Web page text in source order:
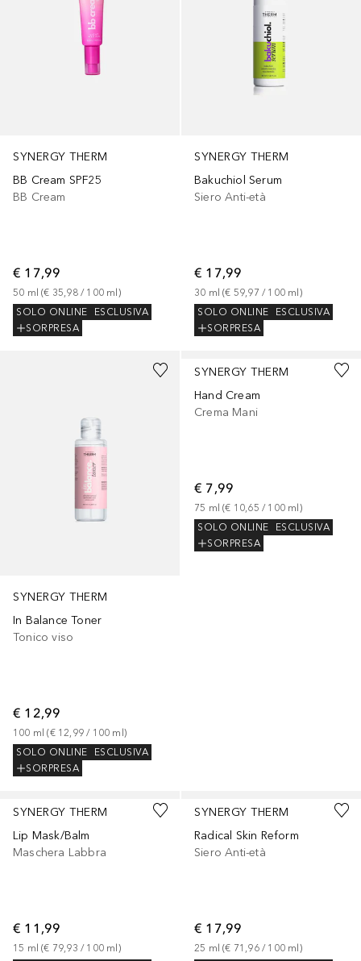
SYNERGY THERM
BB Cream SPF25
BB Cream
€ 17,99
50 ml (€ 35,98 / 100 ml )
SOLO ONLINE
ESCLUSIVA
SORPRESA
SYNERGY THERM
Bakuchiol Serum
Siero Anti-età
€ 17,99
30 ml (€ 59,97 / 100 ml )
SOLO ONLINE
ESCLUSIVA
SORPRESA
SYNERGY THERM
In Balance Toner
Tonico viso
€ 12,99
100 ml (€ 12,99 / 100 ml )
SOLO ONLINE
ESCLUSIVA
SORPRESA
SYNERGY THERM
Hand Cream
Crema Mani
€ 7,99
75 ml (€ 10,65 / 100 ml )
SOLO ONLINE
ESCLUSIVA
SORPRESA
SYNERGY THERM
Lip Mask/Balm
Maschera Labbra
€ 11,99
15 ml (€ 79,93 / 100 ml )
SYNERGY THERM
Radical Skin Reform
Siero Anti-età
€ 17,99
25 ml (€ 71,96 / 100 ml )